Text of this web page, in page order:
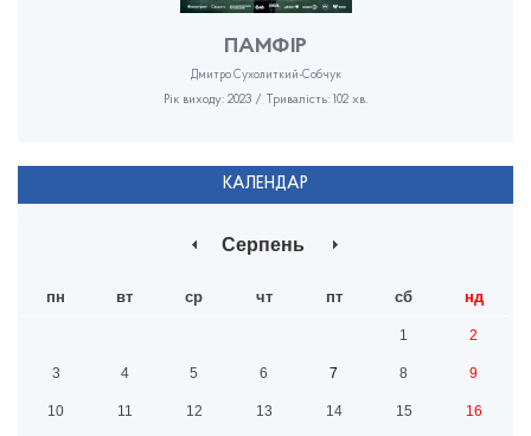
ПАМФІР
Дмитро Сухолиткий-Собчук
Рік виходу: 2023 / Тривалість: 102 хв.
КАЛЕНДАР
Серпень
пн вт ср чт пт сб нд
1 2
3 4 5 6 7 8 9
10 11 12 13 14 15 16